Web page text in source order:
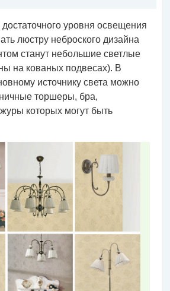
уровня освещения
люстру неброского дизайна
станут небольшие светлые
на кованых подвесах). В
источнику света можно
торшеры, бра,
которых могут быть